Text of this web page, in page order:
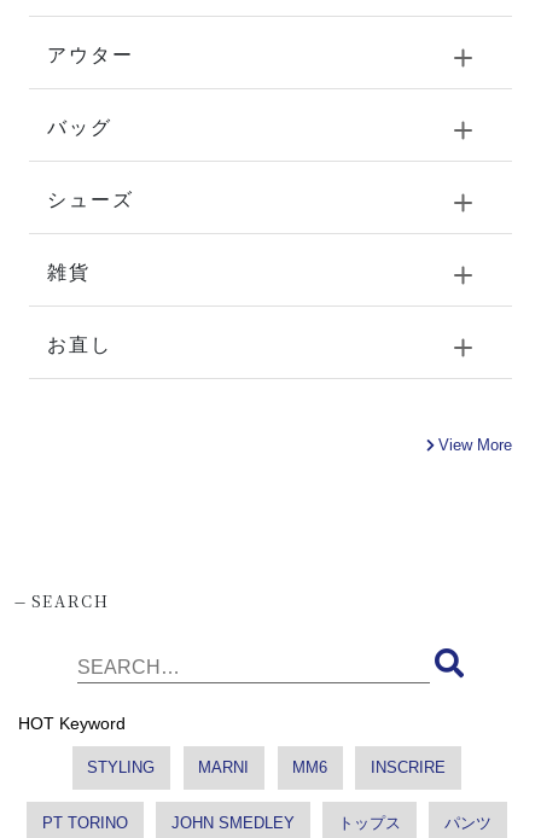
アウター
バッグ
シューズ
雑貨
お直し
View More
-SEARCH
HOT Keyword
STYLING MARNI MM6 INSCRIRE
PT TORINO JOHN SMEDLEY トップス パンツ